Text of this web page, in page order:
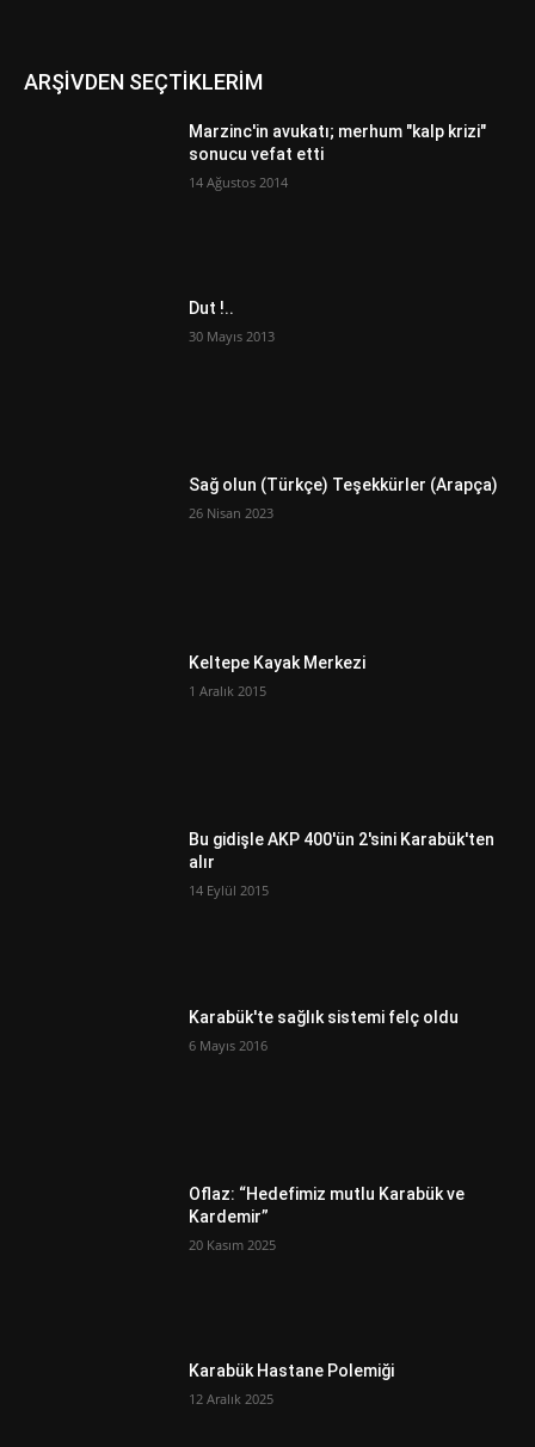
ARŞİVDEN SEÇTİKLERİM
Marzinc'in avukatı; merhum "kalp krizi"
sonucu vefat etti
14 Ağustos 2014
Dut !..
30 Mayıs 2013
Sağ olun (Türkçe) Teşekkürler (Arapça)
26 Nisan 2023
Keltepe Kayak Merkezi
1 Aralık 2015
Bu gidişle AKP 400'ün 2'sini Karabük'ten
alır
14 Eylül 2015
Karabük'te sağlık sistemi felç oldu
6 Mayıs 2016
Oflaz: “Hedefimiz mutlu Karabük ve
Kardemir”
20 Kasım 2025
Karabük Hastane Polemiği
12 Aralık 2025